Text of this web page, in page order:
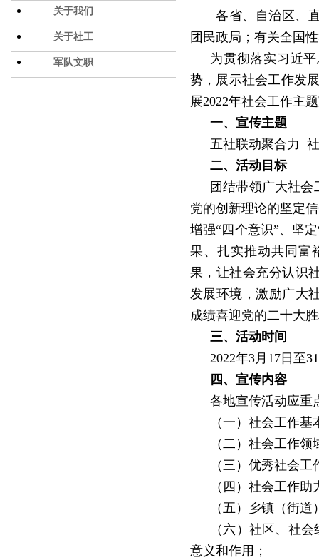
关于我们
关于社工
军队文职
各省、自治区、
团民政局；有关全国
为贯彻落实习近
势，展示社会工作发
展2022年社会工作主
一、宣传主题
五社联动聚合力
二、活动目标
团结带领广大社
党的创新理论的坚定
增强“四个意识”、坚定
果、扎实推动共同富
果，让社会充分认识
发展环境，激励广大
成绩喜迎党的二十大
三、活动时间
2022年3月 17 日至31
四、宣传内容
各地宣传活动应重
（一）社会工作
（二）社会工作
（三）优秀社会
（四）社会工作
（五）乡镇（街
（六）社区、社
意义和作用；